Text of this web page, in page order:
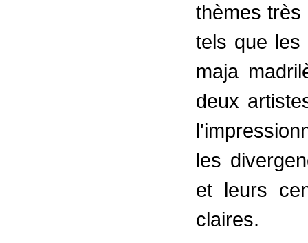
thèmes très
tels que les
maja
deux
les
et leurs
claires.